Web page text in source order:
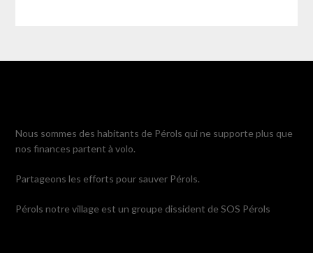
Nous sommes des habitants de Pérols qui ne supporte plus que
nos finances partent à volo.
Partageons les efforts pour sauver Pérols.
Pérols notre village est un groupe dissident de SOS Pérols